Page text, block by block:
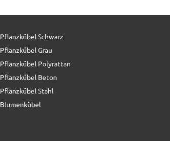
Pflanzkübel Schwarz
Pflanzkübel Grau
Pflanzkübel Polyrattan
Pflanzkübel Beton
Pflanzkübel Stahl
Blumenkübel